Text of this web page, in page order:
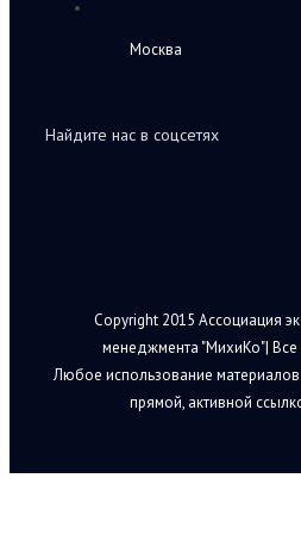
Москва
Найдите нас в соцсетях
Copyright 2015 Ассоциация
менеджмента "МихиКо"|
Любое использование материалов
прямой, активной